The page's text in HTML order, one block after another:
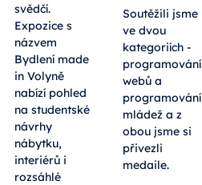
svědčí.
Expozice s
názvem
Bydlení made
in Volyně
nabízí pohled
na studentské
návrhy
nábytku,
interiérů i
rozsáhlé
Soutěžili jsme
ve dvou
kategoriích -
programování
webů a
programování
mládež a z
obou jsme si
přivezli
medaile.